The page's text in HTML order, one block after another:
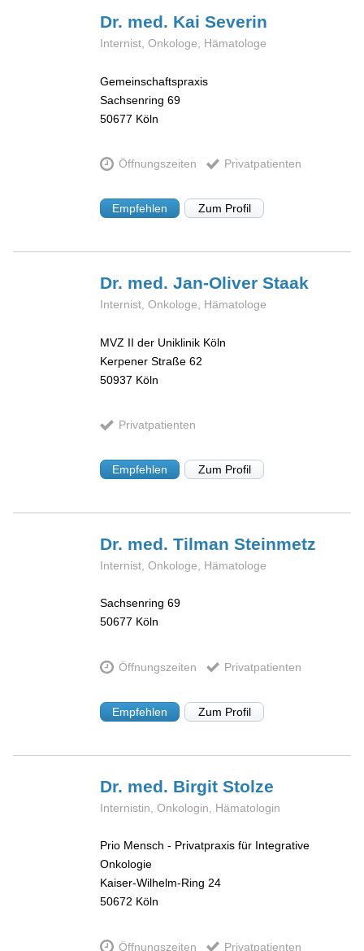
Dr. med. KaiSeverin
Internist, Onkologe, Hämatologe
Gemeinschaftspraxis
Sachsenring 69
50677 Köln
Öffnungszeiten Privatpatienten
Empfehlen Zum Profil
Dr. med. Jan-OliverStaak
Internist, Onkologe, Hämatologe
MVZ II der Uniklinik Köln
Kerpener Straße 62
50937 Köln
Privatpatienten
Empfehlen Zum Profil
Dr. med. TilmanSteinmetz
Internist, Onkologe, Hämatologe
Sachsenring 69
50677 Köln
Öffnungszeiten Privatpatienten
Empfehlen Zum Profil
Dr. med. BirgitStolze
Internistin, Onkologin, Hämatologin
Prio Mensch - Privatpraxis für Integrative
Onkologie
Kaiser-Wilhelm-Ring 24
50672 Köln
Öffnungszeiten Privatpatienten